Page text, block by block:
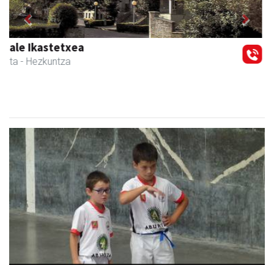
Urnietako Udala
Urnieta - Udaletxeak
Previous Next